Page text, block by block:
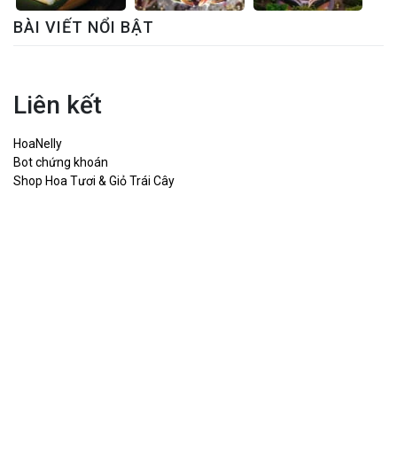
BÀI VIẾT NỔI BẬT
Liên kết
HoaNelly
Bot chứng khoán
Shop Hoa Tươi & Giỏ Trái Cây